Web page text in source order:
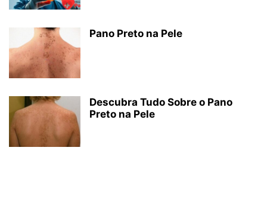
Pano Preto na Pele
Descubra Tudo Sobre o Pano
Preto na Pele